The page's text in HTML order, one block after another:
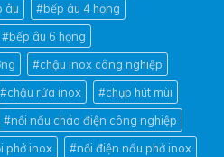
âu
#bếp âu 4 họng
#bếp âu 6 họng
#chậu inox công nghiệp
#chậu rửa inox
#chụp hút mùi
#nồi nấu cháo điện công nghiệp
phở inox
#nồi điện nấu phở inox